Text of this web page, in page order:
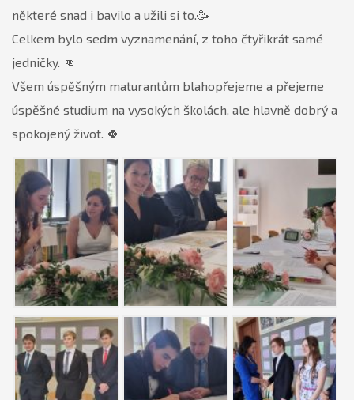
některé snad i bavilo a užili si to.🥳
Celkem bylo sedm vyznamenání, z toho čtyřikrát samé
jedničky. 👊
Všem úspěšným maturantům blahopřejeme a přejeme
úspěšné studium na vysokých školách, ale hlavně dobrý a
spokojený život. 🍀